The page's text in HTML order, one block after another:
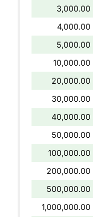
3,000.00
4,000.00
5,000.00
10,000.00
20,000.00
30,000.00
40,000.00
50,000.00
100,000.00
200,000.00
500,000.00
1,000,000.00